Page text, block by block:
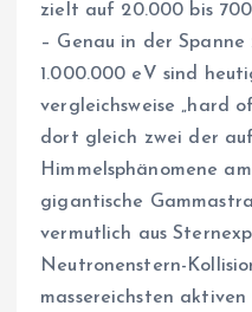
zielt auf 20.000 bis
– Genau in der
1.000.000 eV sind
vergleichsweise „hard
dort gleich zwei der
Himmelsphänomene
gigantische
vermutlich aus
Neutronenstern-
massereichsten